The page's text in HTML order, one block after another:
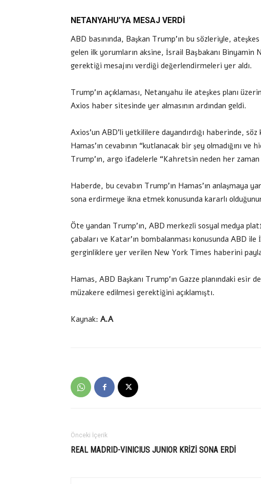
NETANYAHU’YA MESAJ VERDİ
ABD basınında, Başkan Trump’ın bu sözleriyle,
gelen ilk yorumların aksine, İsrail Başbakanı
gerektiği mesajını verdiği değerlendirmeleri yer aldı.
Trump’ın açıklaması, Netanyahu ile ateşkes planı
Axios haber sitesinde yer almasının ardından geldi.
Axios’un ABD’li yetkililere dayandırdığı haberinde,
Hamas’ın cevabının “kutlanacak bir şey olmadığını ve
Trump’ın, argo ifadelerle “Kahretsin neden her zaman
Haberde, bu cevabın Trump’ın Hamas’ın anlaşmaya
sona erdirmeye ikna etmek konusunda kararlı
Öte yandan Trump’ın, ABD merkezli sosyal medya
çabaları ve Katar’ın bombalanması konusunda ABD
gerginliklere yer verilen New York Times haberini
Hamas, ABD Başkanı Trump’ın Gazze planındaki
müzakere edilmesi gerektiğini açıklamıştı.
Kaynak: A.A
Önceki İçerik
REAL MADRID-VINICIUS JUNIOR KRİZİ SONA ERDİ